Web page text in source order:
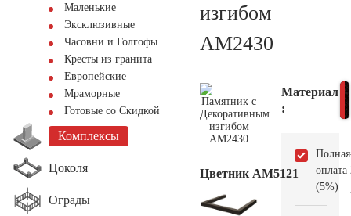
Маленькие
Эксклюзивные
Часовни и Голгофы
Кресты из гранита
Европейские
Мраморные
Готовые со Скидкой
Комплексы
Цоколя
Ограды
изгибом
AM2430
Цветник АМ5121
Материал
:
Полная
оплата
(5%)